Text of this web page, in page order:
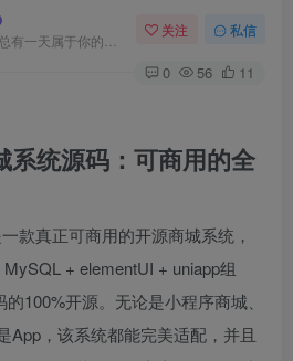
关注 私信
0 56 11
系统源码：可商用的全
款真正可商用的开源商城系统，
+ elementUI + uniapp组
100%开源。无论是小程序商城、
App，该系统都能完美适配，并且